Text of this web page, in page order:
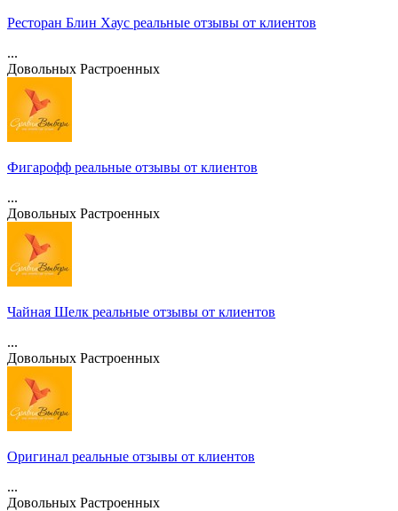
Ресторан Блин Хаус реальные отзывы от клиентов
...
Довольных Растроенных
Фигарофф реальные отзывы от клиентов
...
Довольных Растроенных
Чайная Шелк реальные отзывы от клиентов
...
Довольных Растроенных
Оригинал реальные отзывы от клиентов
...
Довольных Растроенных